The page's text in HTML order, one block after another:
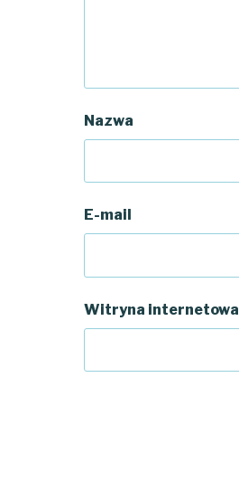
Nazwa
E-mail
Witryna internetowa